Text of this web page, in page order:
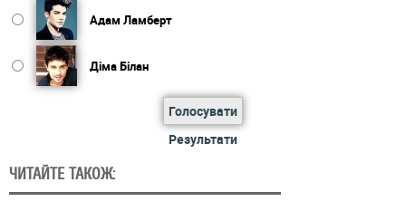
Адам Ламберт
Діма Білан
Голосувати
Результати
ЧИТАЙТЕ ТАКОЖ: